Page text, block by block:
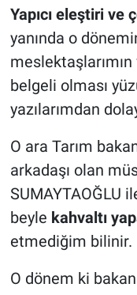
Yapıcı eleştiri ve
yanında o
belgeli olması
yazılarımdan
O ara Tarım
arkadaşı olan
SUMAYTAOĞLU
beyle kahvaltı
etmediğim bilinir.
O dönem ki